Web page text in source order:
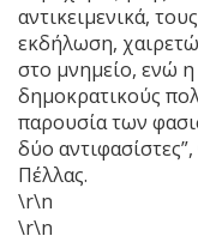
αντικειμενικά,
εκδήλωση,
στο μνημείο, ενώ
δημοκρατικούς
παρουσία των
δύο
Πέλλας.
\r\n
\r\n